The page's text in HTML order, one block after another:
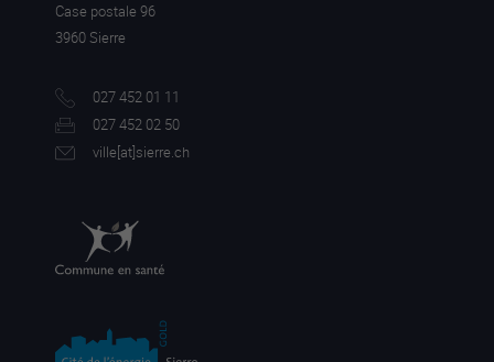
Case postale 96
3960 Sierre
027 452 01 11
027 452 02 50
ville[at]sierre.ch